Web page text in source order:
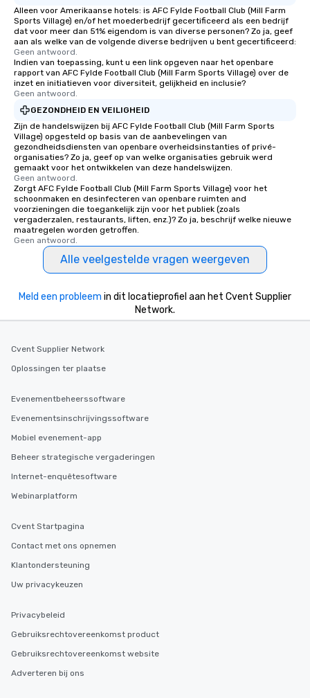
Alleen voor Amerikaanse hotels: is AFC Fylde Football Club (Mill Farm
Sports Village) en/of het moederbedrijf gecertificeerd als een bedrijf
dat voor meer dan 51% eigendom is van diverse personen? Zo ja, geef
aan als welke van de volgende diverse bedrijven u bent gecertificeerd:
Geen antwoord.
Indien van toepassing, kunt u een link opgeven naar het openbare
rapport van AFC Fylde Football Club (Mill Farm Sports Village) over de
inzet en initiatieven voor diversiteit, gelijkheid en inclusie?
Geen antwoord.
GEZONDHEID EN VEILIGHEID
Zijn de handelswijzen bij AFC Fylde Football Club (Mill Farm Sports
Village) opgesteld op basis van de aanbevelingen van
gezondheidsdiensten van openbare overheidsinstanties of privé-
organisaties? Zo ja, geef op van welke organisaties gebruik werd
gemaakt voor het ontwikkelen van deze handelswijzen.
Geen antwoord.
Zorgt AFC Fylde Football Club (Mill Farm Sports Village) voor het
schoonmaken en desinfecteren van openbare ruimten and
voorzieningen die toegankelijk zijn voor het publiek (zoals
vergaderzalen, restaurants, liften, enz.)? Zo ja, beschrijf welke nieuwe
maatregelen worden getroffen.
Geen antwoord.
Alle veelgestelde vragen weergeven
Meld een probleem in dit locatieprofiel aan het Cvent Supplier
Network.
Cvent Supplier Network
Oplossingen ter plaatse
Evenementbeheerssoftware
Evenementsinschrijvingssoftware
Mobiel evenement-app
Beheer strategische vergaderingen
Internet-enquêtesoftware
Webinarplatform
Cvent Startpagina
Contact met ons opnemen
Klantondersteuning
Uw privacykeuzen
Privacybeleid
Gebruiksrechtovereenkomst product
Gebruiksrechtovereenkomst website
Adverteren bij ons